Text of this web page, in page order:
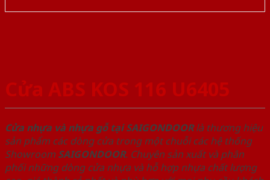
Cửa ABS KOS 116 U6405
Cửa nhựa và nhựa gỗ tại SAIGONDOORlà thương hiệu
sản phẩm các dòng cửa trong một chuỗi các hệ thống
Showroom SAIGONDOOR. Chuyên sản xuất và phân
phối những dòng cửa nhựa và hỗ hợp nhựa chất lượng